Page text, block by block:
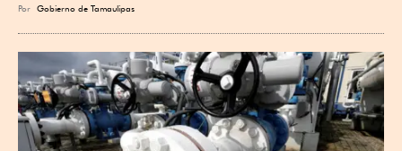
Por Gobierno de Tamaulipas